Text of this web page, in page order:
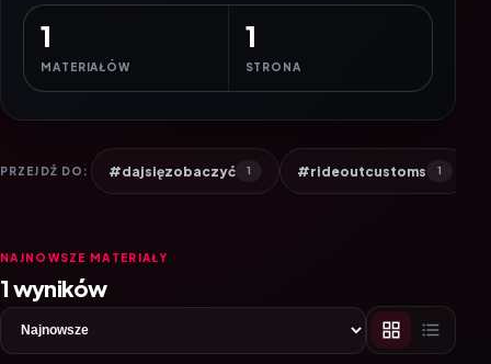
1
MATERIAŁÓW
1
STRONA
PRZEJDŹ DO: #dajsięzobaczyć 1 #rideoutcustoms 1
NAJNOWSZE MATERIAŁY
1 wyników